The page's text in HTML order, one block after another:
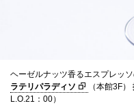
ヘーゼルナッツ香るエスプレッ
ラテリパラディソ
（本館3F）
L.O.21：00）